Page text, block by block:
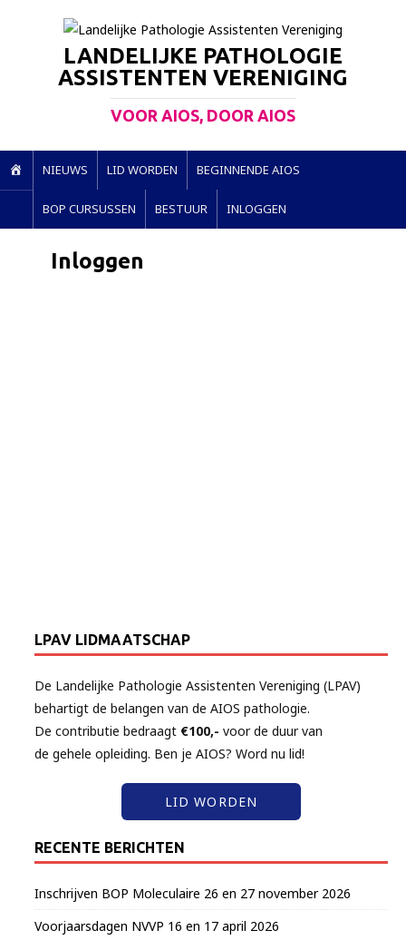
LANDELIJKE PATHOLOGIE
ASSISTENTEN VERENIGING
VOOR AIOS, DOOR AIOS
O
E
NIEUWS LID WORDEN BEGINNENDE AIOS
BOP CURSUSSEN BESTUUR INLOGGEN
Inloggen
LPAV LIDMAATSCHAP
De Landelijke Pathologie Assistenten Vereniging (LPAV)
behartigt de belangen van de AIOS pathologie.
De contributie bedraagt €100,- voor de duur van
de gehele opleiding. Ben je AIOS? Word nu lid!
LID WORDEN
RECENTE BERICHTEN
Inschrijven BOP Moleculaire 26 en 27 november 2026
Voorjaarsdagen NVVP 16 en 17 april 2026